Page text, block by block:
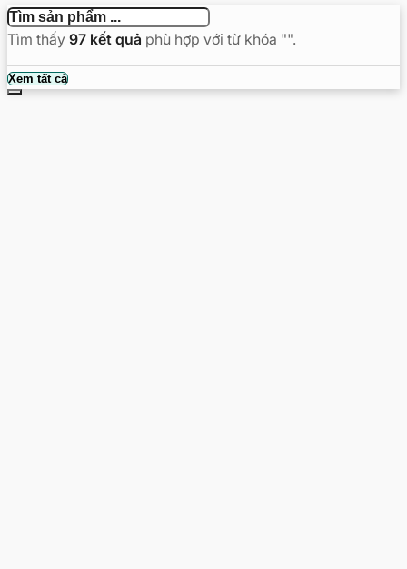
Copyright © 2026 - vuikhoe.vn
Tìm thấy 97 kết quả phù hợp với từ khóa "".
Tìm
kiếm
Xem tất cả